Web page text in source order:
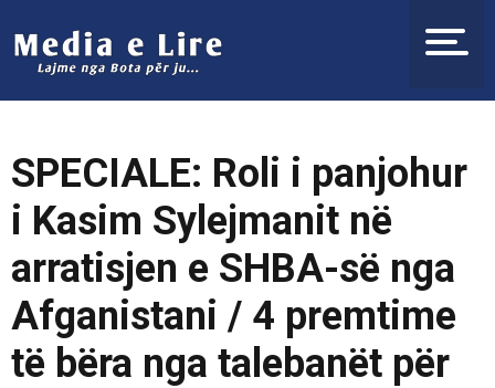
SPECIALE: Roli i panjohur
i Kasim Sylejmanit në
arratisjen e SHBA-së nga
Afganistani / 4 premtime
të bëra nga talebanët për